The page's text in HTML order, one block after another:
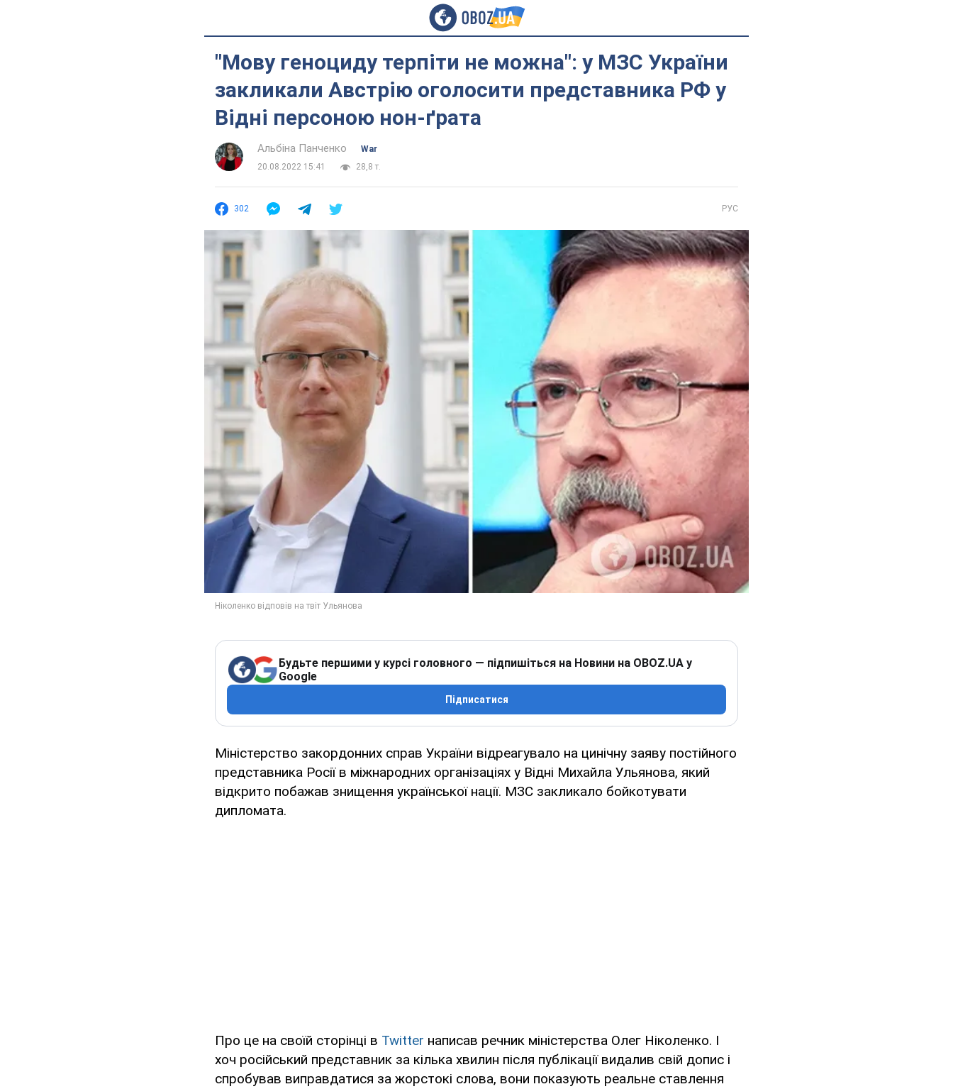
"Мову геноциду терпіти не можна": у МЗС України
закликали Австрію оголосити представника РФ у
Відні персоною нон-ґрата
Альбіна Панченко
War
20.08.2022 15:41
28,8 т.
302 РУС
Будьте першими у курсі головного — підпишіться на Новини на OBOZ.UA у
Google
Підписатися
Міністерство закордонних справ України відреагувало на цинічну заяву постійного
представника Росії в міжнародних організаціях у Відні Михайла Ульянова, який
відкрито побажав знищення української нації. МЗС закликало бойкотувати
дипломата.
Про це на своїй сторінці в Twitter написав речник міністерства Олег Ніколенко. І
хоч російський представник за кілька хвилин після публікації видалив свій допис і
спробував виправдатися за жорстокі слова, вони показують реальне ставлення